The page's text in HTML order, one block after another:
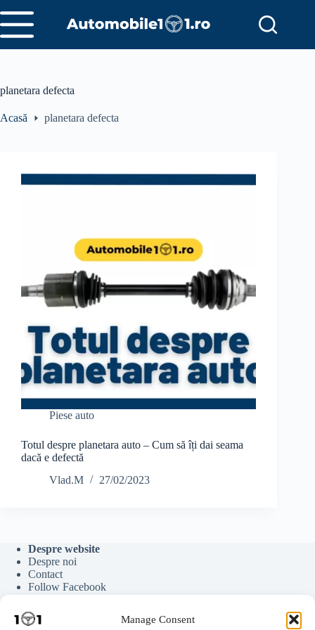
Manage Consent
la
conținut
planetara defecta
Acasă planetara defecta
Piese auto
Totul despre planetara auto – Cum să îți dai seama
dacă e defectă
Vlad.M
27/02/2023
Despre website
Despre noi
Contact
Follow Facebook
Follow Youtube
Follow Tiktok